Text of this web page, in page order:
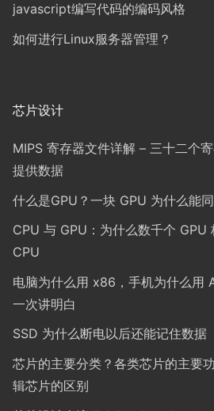
javascript编写代码的编码风格
如何进行Linux服务器管理？
芯片设计
MIPS 寄存器文件详解 – 三十二个
提供数据
什么是GPU？一块 GPU 为什么能
CPU 与 GPU：为什么数千个 GPU
CPU
电脑为什么用 x86，手机为什么用
一次讲明白
SSD 为什么断电以后还能记住数据
芯片的主要分类？各类芯片的主要
辑芯片的区别